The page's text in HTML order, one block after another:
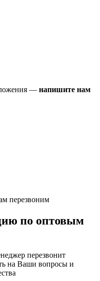
— напишите нам
перезвоним
по оптовым
перезвонит
на Ваши вопросы и